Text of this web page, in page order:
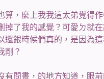
算，麼上我我這太弟覺得
掉了我的感覺？可愛ㄉ就在
還銀時候們真的，是因為
剛？
有問書，的地方知道，眼